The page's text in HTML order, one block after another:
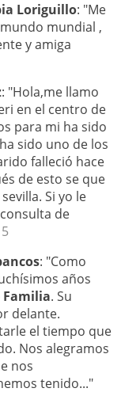
Loriguillo: "Me
mundial ,
y amiga
: "Hola,me llamo
en el centro de
para mi ha sido
sido uno de los
falleció hace
de esto se que
Si yo le
de
: "Como
años
Familia. Su
delante.
el tiempo que
Nos alegramos
nos
tenido..."